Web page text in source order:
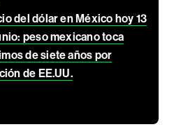
del dólar en México hoy 13
peso mexicano toca
de siete años por
de EE.UU.